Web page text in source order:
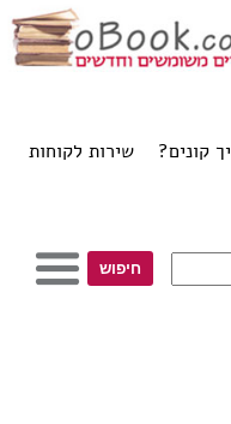
קונים?
שירות לקוחות